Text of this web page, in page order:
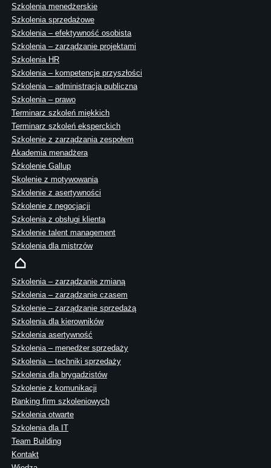
Szkolenia menedżerskie
Szkolenia sprzedażowe
Szkolenia – efektywność osobista
Szkolenia – zarządzanie projektami
Szkolenia HR
Szkolenia – kompetencje przyszłości
Szkolenia – administracja publiczna
Szkolenia – prawo
Terminarz szkoleń miękkich
Terminarz szkoleń eksperckich
Szkolenie z zarządzania zespołem
Akademia menadżera
Szkolenie Gallup
Skolenie z motywowania
Szkolenie z asertywności
Szkolenie z negocjacji
Szkolenia z obsługi klienta
Szkolenie talent management
Szkolenia dla mistrzów
Szkolenia – zarządzanie zmianą
Szkolenia – zarządzanie czasem
Szkolenie – zarządzanie sprzedażą
Szkolenia dla kierowników
Szkolenia asertywność
Szkolenia – menedżer sprzedaży
Szkolenia – techniki sprzedaży
Szkolenia dla brygadzistów
Szkolenie z komunikacji
Ranking firm szkoleniowych
Szkolenia otwarte
Szkolenia dla IT
Team Building
Kontakt